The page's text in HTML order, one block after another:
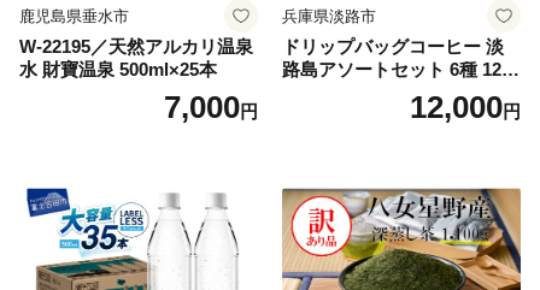
鹿児島県垂水市
W-22195／天然アルカリ温泉
水 財寶温泉 500ml×25本
7,000円
兵庫県淡路市
ドリップバッグコーヒー 淡
路島アソートセット 6種 120
袋 飲み比べ コーヒー
12,000円